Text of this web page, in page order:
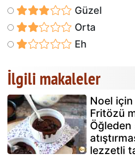
Güzel
Orta
Eh
İlgili makaleler
Noel
Fritözü
Öğleden
lezzetli